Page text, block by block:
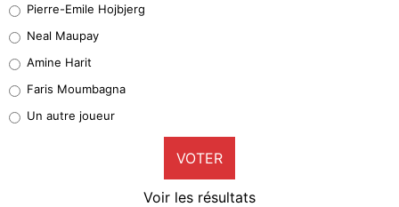
5%
1%
9%
Pierre-Emile Hojbjerg
Neal Maupay
Amine Harit
Faris Moumbagna
Un autre joueur
VOTER
Voir les résultats